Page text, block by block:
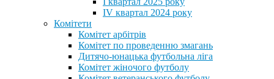
IV квартал 2024 року
Комітети
Комітет арбітрів
Комітет по проведенню змагань
Дитячо-юнацька футбольна ліга
Комітет жіночого футболу